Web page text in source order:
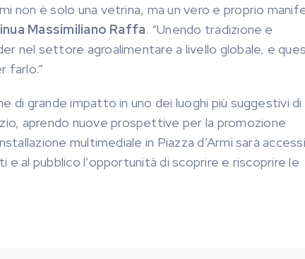
non è solo una vetrina, ma un vero e proprio
Massimiliano Raffa. “Unendo tradizione e
nel settore agroalimentare a livello globale, e
farlo.”
di grande impatto in uno dei luoghi più suggestivi di
aprendo nuove prospettive per la promozione
multimediale in Piazza d’Armi sarà
al pubblico l’opportunità di scoprire e riscoprire le